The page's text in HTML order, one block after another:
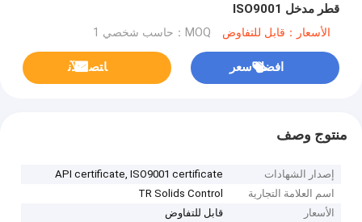
قطر مدخل ISO9001
الأسعار：قابل للتفاوض MOQ：حاسب شخصي 1
افضل سعر ﺎﺘﺼﻟ ﺍﻶﻧ
منتوج وصف
إصدار الشهادات
API certificate, ISO9001 certificate
اسم العلامة التجارية
TR Solids Control
الأسعار
قابل للتفاوض